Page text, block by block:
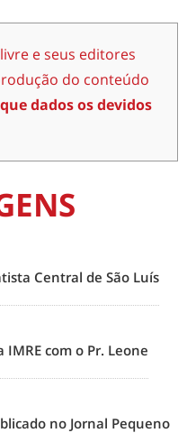
e seus editores
do conteúdo
dados os devidos
Central de São Luís
com o Pr. Leone
no Jornal Pequeno